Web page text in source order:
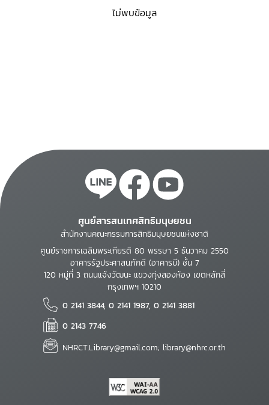
ไม่พบข้อมูล
ศูนย์สารสนเทศสิทธิมนุษยชน
สำนักงานคณะกรรมการสิทธิมนุษยชนแห่งชาติ
ศูนย์ราชการเฉลิมพระเกียรติ 80 พรรษา 5 ธันวาคม 2550
อาคารรัฐประศาสนภักดี (อาคารบี) ชั้น 7
120 หมู่ที่ 3 ถนนแจ้งวัฒนะ แขวงทุ่งสองห้อง เขตหลักสี่
กรุงเทพฯ 10210
0 2141 3844, 0 2141 1987, 0 2141 3881
0 2143 7746
NHRCT.Library@gmail.com; library@nhrc.or.th